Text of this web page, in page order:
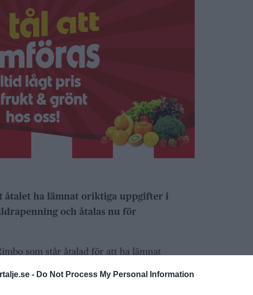
- Do Not Process My Personal Information
åtalet ha lämnat oriktiga uppgifter i
och åtalas nu för
som står åtalad för att ha lämnat
om tillfällig föräldrapenning.
att han varit hemma med barn men i